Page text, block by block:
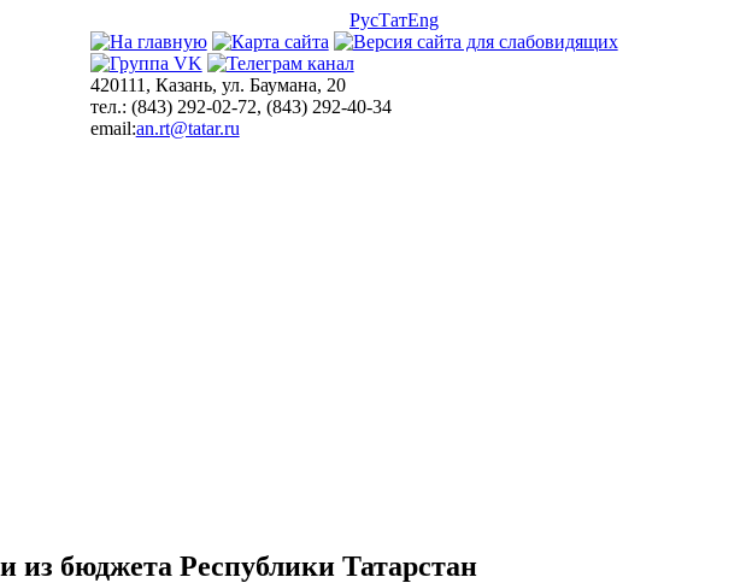
РусТатEng
420111, Казань, ул. Баумана, 20
тел.: (843) 292-02-72, (843) 292-40-34
email:an.rt@tatar.ru
из бюджета Республики Татарстан